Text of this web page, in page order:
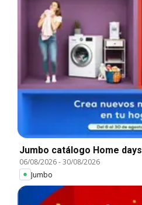
Jumbo catálogo Home days
06/08/2026-30/08/2026
Jumbo